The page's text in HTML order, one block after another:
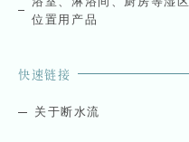
位置用产品
快速链接
关于断水流